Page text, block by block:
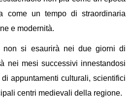
come un tempo di straordinaria
e modernità.
non si esaurirà nei due giorni di
nei mesi successivi innestandosi
appuntamenti culturali, scientifici
centri medievali della regione.